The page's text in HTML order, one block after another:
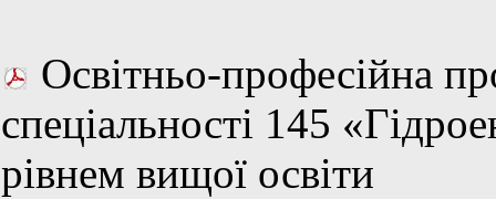
Освітньо-професійна
спеціальності 145
рівнем вищої освіти